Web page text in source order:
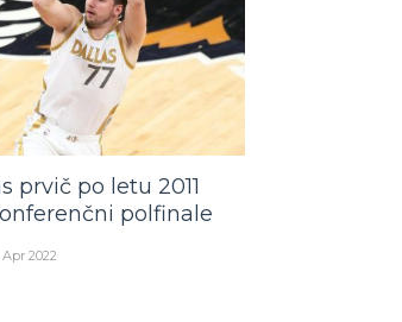
prvič po letu 2011
polfinale
Apr 2022